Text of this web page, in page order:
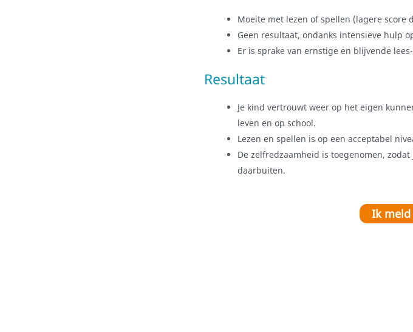
Moeite met lezen of spellen (lagere score
Geen resultaat, ondanks intensieve hulp
Er is sprake van ernstige en blijvende
Resultaat
Je kind vertrouwt weer op het eigen
leven en op school.
Lezen en spellen is op een acceptabel
De zelfredzaamheid is toegenomen,
daarbuiten.
Ik meld